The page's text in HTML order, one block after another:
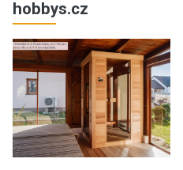
hobbys.cz